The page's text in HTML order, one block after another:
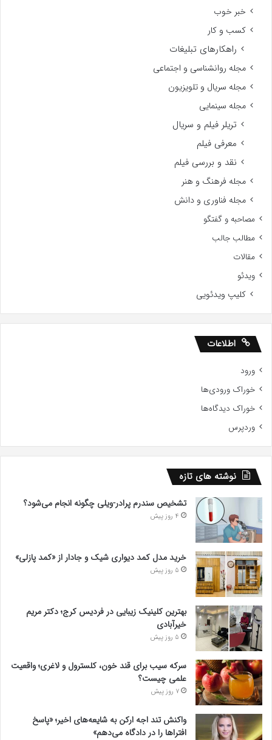
خبر خوب
کسب و کار
راهکارهای تبلیغات
مجله روانشناسی و اجتماعی
مجله سریال و تلویزیون
مجله سینمایی
تریلر فیلم و سریال
معرفی فیلم
نقد و بررسی فیلم
مجله فرهنگ و هنر
مجله فناوری و دانش
مصاحبه و گفتگو
مطالب جالب
مقالات
ویدئو
کلیپ ویدئویی
اطلاعات
ورود
خوراک ورودی‌ها
خوراک دیدگاه‌ها
وردپرس
نوشته های تازه
تشخیص سندرم پرادر-ویلی چگونه انجام می‌شود؟
4 روز پیش
خرید مدل کمد دیواری شیک و جادار از «کمد پازلی»
5 روز پیش
بهترین کلینیک زیبایی در فردیس کرج؛ دکتر مریم
خیرآبادی
5 روز پیش
سرکه سیب برای قند خون، کلسترول و لاغری؛ واقعیت
علمی چیست؟
7 روز پیش
واکنش تند اجه ارکن به شایعه‌های اخیر؛ «پاسخ
افتراها را در دادگاه می‌دهم»